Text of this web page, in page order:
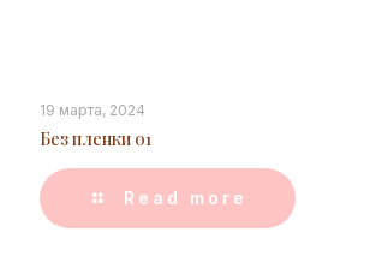
19 марта, 2024
Без пленки 01
Read more